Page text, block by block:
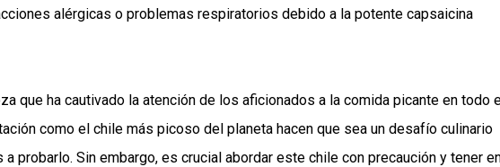
alérgicas o problemas respiratorios debido a la potente capsaicina
que ha cautivado la atención de los aficionados a la comida picante en todo
como el chile más picoso del planeta hacen que sea un desafío culinario
probarlo. Sin embargo, es crucial abordar este chile con precaución y tener